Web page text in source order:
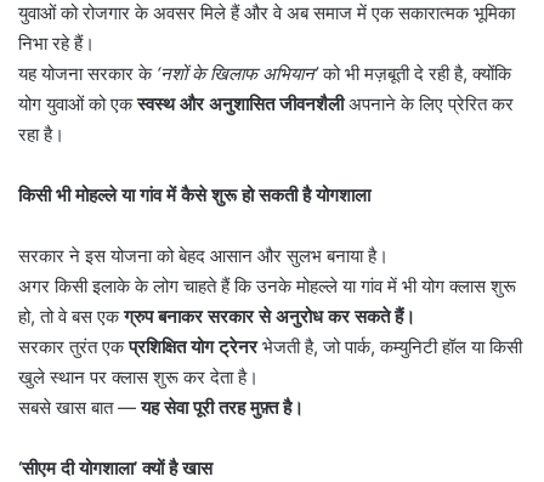
युवाओं को रोजगार के अवसर मिले हैं और वे अब समाज में एक सकारात्मक भूमिका
निभा रहे हैं।
यह योजना सरकार के ‘नशों के खिलाफ अभियान’को भी मज़बूती दे रही है, क्योंकि
योग युवाओं को एकस्वस्थ और अनुशासित जीवनशैलीअपनाने के लिए प्रेरित कर
रहा है।
किसी भी मोहल्ले या गांव में कैसे शुरू हो सकती है योगशाला
सरकार ने इस योजना को बेहद आसान और सुलभ बनाया है।
अगर किसी इलाके के लोग चाहते हैं कि उनके मोहल्ले या गांव में भी योग क्लास शुरू
हो, तो वे बस एकग्रुप बनाकर सरकार से अनुरोध कर सकते हैं।
सरकार तुरंत एकप्रशिक्षित योग ट्रेनरभेजती है, जो पार्क, कम्युनिटी हॉल या किसी
खुले स्थान पर क्लास शुरू कर देता है।
सबसे खास बात —यह सेवा पूरी तरह मुफ़्त है।
‘सीएम दी योगशाला’क्यों है खास